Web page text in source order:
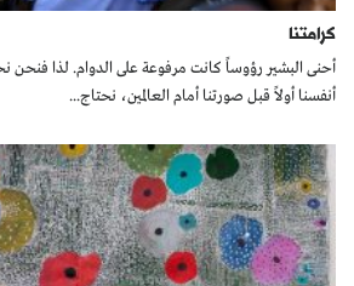
كرامتنا
أحنى البشير رؤوساً كانت مرفوعة على الدوام. لذا فنحن
أنفسنا أولاً قبل صورتنا أمام العالمين، نحتاج...